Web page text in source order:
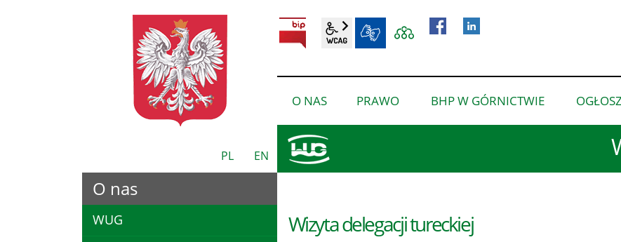
PL EN
BIP wcag2.1
O NAS
pokaż
podmenu
PRAWO
pokaż
podmenu
BHP W GÓRNICTWIE
pokaż
podmenu
Wizyta delegacji tureckiej
O nas
WUG